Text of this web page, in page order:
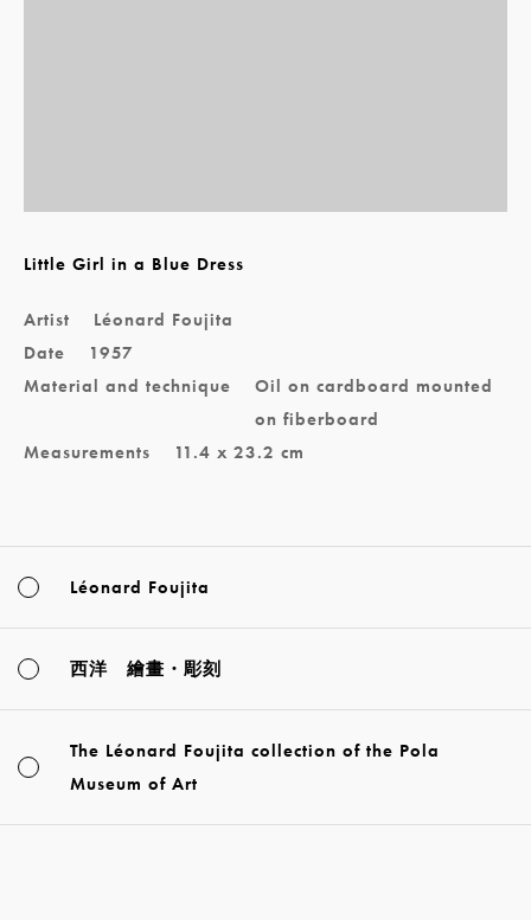
Little Girl in a Blue Dress
Artist
Léonard Foujita
Date
1957
Material and technique
Oil on cardboard mounted
on fiberboard
Measurements
11.4 x 23.2 cm
Léonard Foujita
西洋 繪畫・彫刻
The Léonard Foujita collection of the Pola
Museum of Art